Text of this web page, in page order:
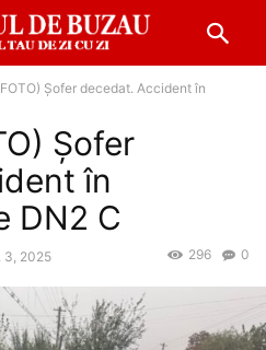
Șofer decedat. Accident în
Șofer
în
DN2 C
3, 2025 0
296